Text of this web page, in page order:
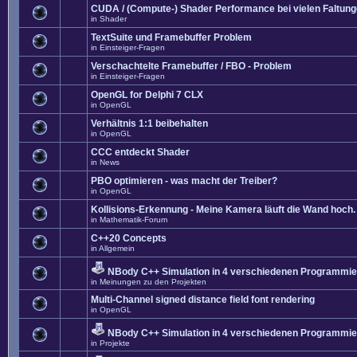
CUDA / (Compute-) Shader Performance bei vielen
in Shader
TextSuite und Framebuffer Problem
in Einsteiger-Fragen
Verschachtelte Framebuffer / FBO - Problem
in Einsteiger-Fragen
OpenGL for Delphi 7 CLX
in OpenGL
Verhältnis 1:1 beibehalten
in OpenGL
CCC entdeckt Shader
in News
PBO optimieren - was macht der Treiber?
in OpenGL
Kollisions-Erkennung - Meine Kamera läuft die Wand hoch.
in Mathematik-Forum
C++20 Concepts
in Allgemein
NBody C++ Simulation in 4 verschiedenen
in Meinungen zu den Projekten
Multi-Channel signed distance field font rendering
in OpenGL
NBody C++ Simulation in 4 verschiedenen
in Projekte